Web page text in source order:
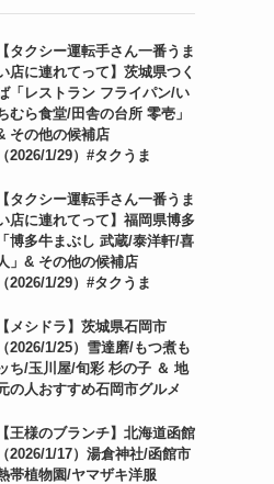
【タクシー運転手さん一番うま
店に連れてって】茨城県つく
「レストラン フライパン/い
むら食堂/田舎の台所 零壱」
その他の候補店
（2026/1/29）#タクうま
【タクシー運転手さん一番うま
店に連れてって】福岡県博多
「博多牛まぶし 武蔵/泰洋軒/喜
」& その他の候補店
（2026/1/29）#タクうま
【メシドラ】茨城県石岡市
（2026/1/25）雪達磨/もつ煮も
ち/玉川屋/旬彩 杉の子 ＆ 地
の人おすすめ石岡市グルメ
【王様のブランチ】北海道函館
（2026/1/17）湯倉神社/函館市
帯植物園/ヤマザキ洋服